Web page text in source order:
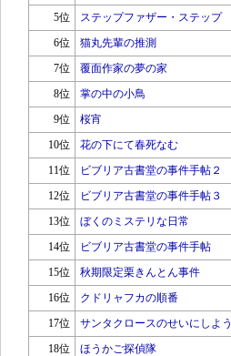
5位
ステップファザー・ステップ
6位
猫丸先輩の推測
7位
覆面作家の夢の家
8位
掌の中の小鳥
9位
桜宵
10位
花の下にて春死なむ
11位
ビブリア古書堂の事件手帖２
12位
ビブリア古書堂の事件手帖３
13位
ぼくのミステリな日常
14位
ビブリア古書堂の事件手帖
15位
秋期限定栗きんとん事件
16位
クドリャフカの順番
17位
サンタクロースのせいにしよう
18位
ほうかご探偵隊